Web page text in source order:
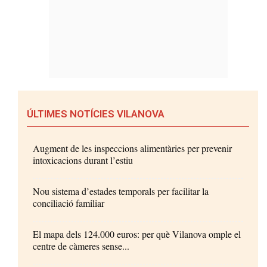
ÚLTIMES NOTÍCIES VILANOVA
Augment de les inspeccions alimentàries per prevenir
intoxicacions durant l’estiu
Nou sistema d’estades temporals per facilitar la
conciliació familiar
El mapa dels 124.000 euros: per què Vilanova omple el
centre de càmeres sense...